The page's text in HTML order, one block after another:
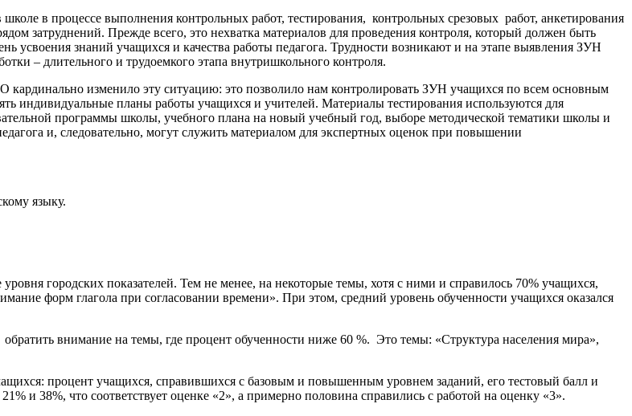
в процессе выполнения контрольных работ, тестирования, контрольных срезовых работ, анкетирования
затруднений. Прежде всего, это нехватка материалов для проведения контроля, который должен быть
усвоения знаний учащихся и качества работы педагога. Трудности возникают и на этапе выявления ЗУН
– длительного и трудоемкого этапа внутришкольного контроля.
изменило эту ситуацию: это позволило нам контролировать ЗУН учащихся по всем основным
индивидуальные планы работы учащихся и учителей. Материалы тестирования используются для
программы школы, учебного плана на новый учебный год, выборе методической тематики школы и
и, следовательно, могут служить материалом для экспертных оценок при повышении
языку.
городских показателей. Тем не менее, на некоторые темы, хотя с ними и справилось 70% учащихся,
форм глагола при согласовании времени». При этом, средний уровень обученности учащихся оказался
внимание на темы, где процент обученности ниже 60 %. Это темы: «Структура населения мира»,
процент учащихся, справившихся с базовым и повышенным уровнем заданий, его тестовый балл и
и 38%, что соответствует оценке «2», а примерно половина справились с работой на оценку «3».